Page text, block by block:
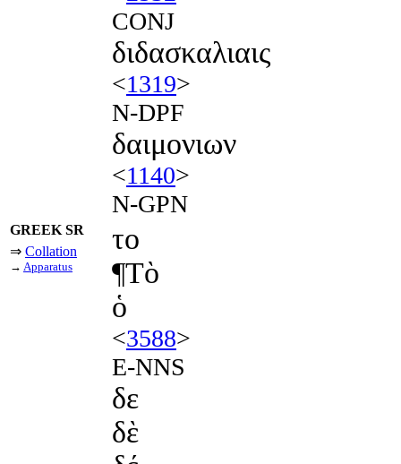
CONJ
διδασκαλιαις
<1319>
N-DPF
δαιμονιων
<1140>
N-GPN
GREEK SR
⇒ Collation
→ Apparatus
το
¶Τὸ
ὁ
<3588>
E-NNS
δε
δὲ